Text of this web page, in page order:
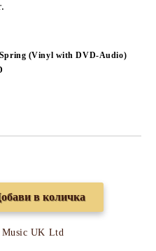
(Vinyl with DVD-Audio)
Music UK Ltd